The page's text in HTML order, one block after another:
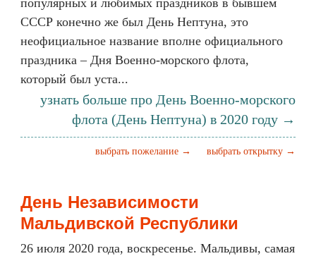
популярных и любимых праздников в бывшем
СССР конечно же был День Нептуна, это
неофициальное название вполне официального
праздника – Дня Военно-морского флота,
который был уста...
узнать больше про День Военно-морского
флота (День Нептуна) в 2020 году →
выбрать открытку →
выбрать пожелание →
День Независимости
Мальдивской Республики
26 июля 2020 года, воскресенье. Мальдивы, самая